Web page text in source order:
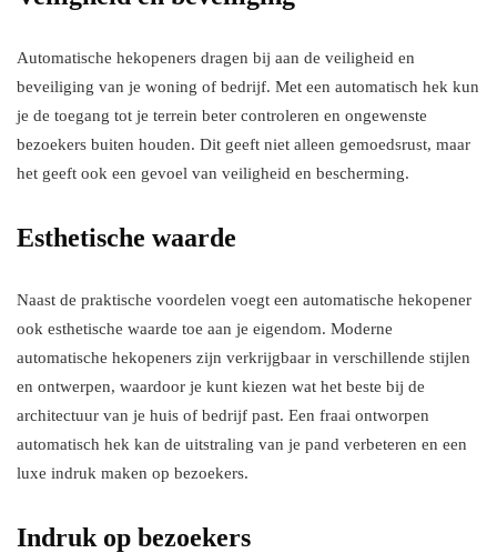
Automatische hekopeners dragen bij aan de veiligheid en
beveiliging van je woning of bedrijf. Met een automatisch hek kun
je de toegang tot je terrein beter controleren en ongewenste
bezoekers buiten houden. Dit geeft niet alleen gemoedsrust, maar
het geeft ook een gevoel van veiligheid en bescherming.
Esthetische waarde
Naast de praktische voordelen voegt een automatische hekopener
ook esthetische waarde toe aan je eigendom. Moderne
automatische hekopeners zijn verkrijgbaar in verschillende stijlen
en ontwerpen, waardoor je kunt kiezen wat het beste bij de
architectuur van je huis of bedrijf past. Een fraai ontworpen
automatisch hek kan de uitstraling van je pand verbeteren en een
luxe indruk maken op bezoekers.
Indruk op bezoekers